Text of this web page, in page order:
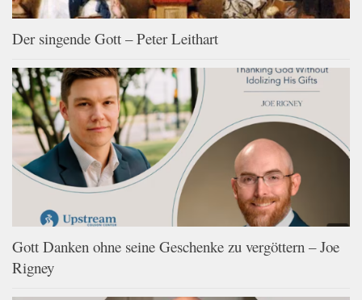
Der singende Gott – Peter Leithart
Gott Danken ohne seine Geschenke zu vergöttern – Joe
Rigney